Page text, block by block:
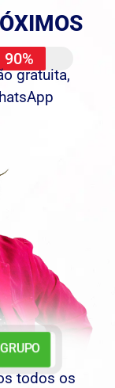
90%
gratuita,
todos os